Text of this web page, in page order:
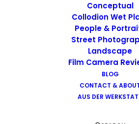
Conceptual
Collodion Wet
People &
Street
Landscape
Film Camera
BLOG
CONTACT &
AUS DER
Images tagged
Images tagged